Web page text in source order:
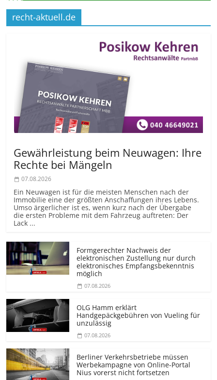
recht-aktuell.de
Gewährleistung beim Neuwagen: Ihre
Rechte bei Mängeln
07.08.2026
Ein Neuwagen ist für die meisten Menschen nach der
Immobilie eine der größten Anschaffungen ihres Lebens.
Umso ärgerlicher ist es, wenn kurz nach der Übergabe
die ersten Probleme mit dem Fahrzeug auftreten: Der
Lack ...
Formgerechter Nachweis der
elektronischen Zustellung nur durch
elektronisches Empfangsbekenntnis
möglich
07.08.2026
OLG Hamm erklärt
Handgepäckgebühren von Vueling für
unzulässig
07.08.2026
Berliner Verkehrsbetriebe müssen
Werbekampagne von Online-Portal
Nius vorerst nicht fortsetzen